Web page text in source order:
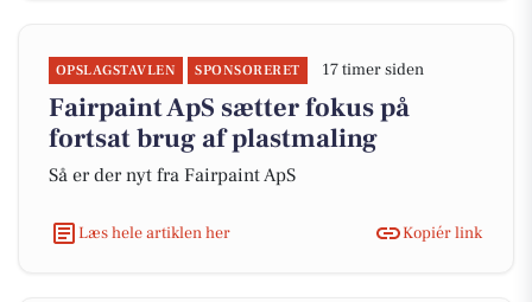
OPSLAGSTAVLEN SPONSORERET 17 timer siden
Fairpaint ApS sætter fokus på
fortsat brug af plastmaling
Så er der nyt fra Fairpaint ApS
Læs hele artiklen her Kopiér link